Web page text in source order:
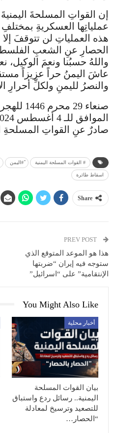
إن القواتِ المسلحةَ
عملياتِها العسكريةِ
هذه العملياتِ لن تتوقفَ
الحصارِ عنِ الشعبِ
واللهُ حسبُنا ونعمَ الوكيل،
عاشَ اليمنُ حراً عزيزاً
والنصرُ لليمنِ ولكلِّ أحرارِ
صنعاء 29 محرم 1446 للهجرة
الموافق للـ 4 أغسطس 2024م
صادرٌ عنِ القواتِ المسلحةِ
# القوات المسلحة اليمنية ً#اليمن
اسقاط طائرة
Share
هذا هو الموعد المتوقع الذي
ستوجه فيه إيران “ضربتها
الإنتقامية” على “اسرائيل”
You Might Also Like
أخبار محلية
بيان القوات المسلحة
اليمنية.. رسائل ردع واستباق
للتصعيد وترسيخ لمعادلة
“الحصار…